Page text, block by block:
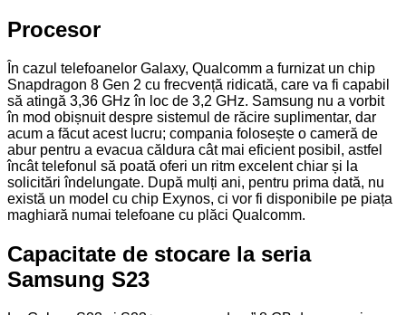
Procesor
În cazul telefoanelor Galaxy, Qualcomm a furnizat un chip
Snapdragon 8 Gen 2 cu frecvență ridicată, care va fi capabil
să atingă 3,36 GHz în loc de 3,2 GHz. Samsung nu a vorbit
în mod obișnuit despre sistemul de răcire suplimentar, dar
acum a făcut acest lucru; compania folosește o cameră de
abur pentru a evacua căldura cât mai eficient posibil, astfel
încât telefonul să poată oferi un ritm excelent chiar și la
solicitări îndelungate. După mulți ani, pentru prima dată, nu
există un model cu chip Exynos, ci vor fi disponibile pe piața
maghiară numai telefoane cu plăci Qualcomm.
Capacitate de stocare la seria
Samsung S23